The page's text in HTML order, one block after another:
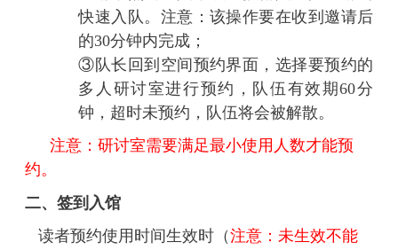
快速入队。注意：该操作要在收到邀请后
的30分钟内完成；
③队长回到空间预约界面，选择要预约的
多人研讨室进行预约，队伍有效期60分
钟，超时未预约，队伍将会被解散。
注意：研讨室需要满足最小使用人数才能预
约。
二、签到入馆
读者预约使用时间生效时（注意：未生效不能